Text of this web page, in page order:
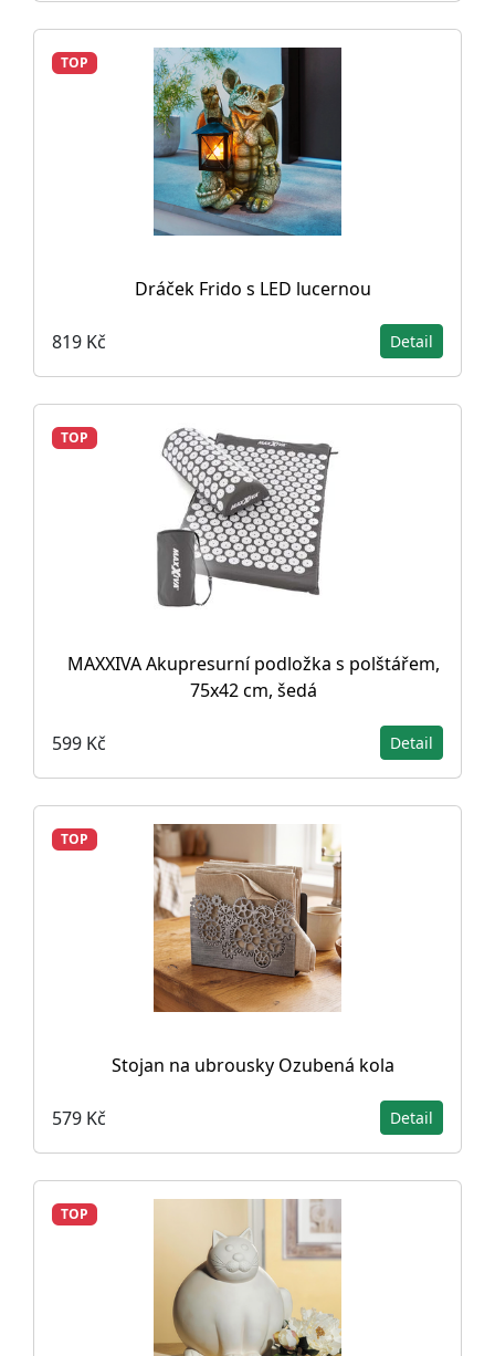
TOP
Dráček Frido s LED lucernou
819 Kč Detail
TOP
MAXXIVA Akupresurní podložka s polštářem,
75x42 cm, šedá
599 Kč Detail
TOP
Stojan na ubrousky Ozubená kola
579 Kč Detail
TOP